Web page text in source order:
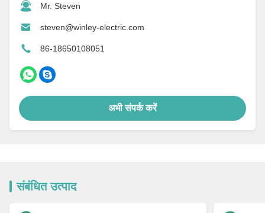
Mr. Steven
steven@winley-electric.com
86-18650108051
अभी संपर्क करें
संबंधित उत्पाद